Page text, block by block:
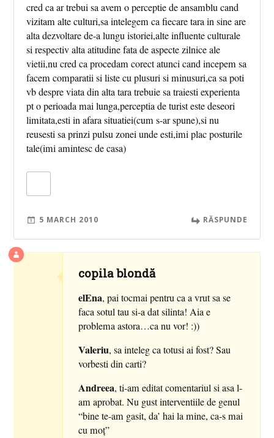
cred ca ar trebui sa avem o perceptie de ansamblu cand
vizitam alte culturi,sa intelegem ca fiecare tara in sine are
alta dezvoltare de-a lungu istoriei,alte influente culturale
si respectiv alta atitudine fata de aspecte zilnice ale
vietii,nu cred ca procedam corect atunci cand incepem sa
facem comparatii si liste cu plusuri si minusuri,ca sa poti
vb despre viata din alta tara trebuie sa traiesti experienta
pt o perioada mai lunga,perceptia de turist este deseori
limitata,esti in afara situatiei(cum s-ar spune),si nu
reusesti sa prinzi pulsu zonei unde esti,imi plac posturile
tale(imi amintesc de casa)
5 MARCH 2010 RĂSPUNDE
copila blondă
elEna, pai tocmai pentru ca a vrut sa se
faca sotul tau si-a dat silinta! Aia e
problema astora…ca nu vor! :))
Valeriu, sa inteleg ca totusi ai fost? Sau
vorbesti din carti?
Andreea, ti-am editat comentariul si asa l-
am aprobat. Nu gust interventiile de genul
“bine te-am gasit, da’ hai la mine, ca-s mai
cu moţ”